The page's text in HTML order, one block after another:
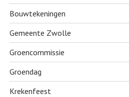
Bouwtekeningen
Gemeente Zwolle
Groencommissie
Groendag
Krekenfeest